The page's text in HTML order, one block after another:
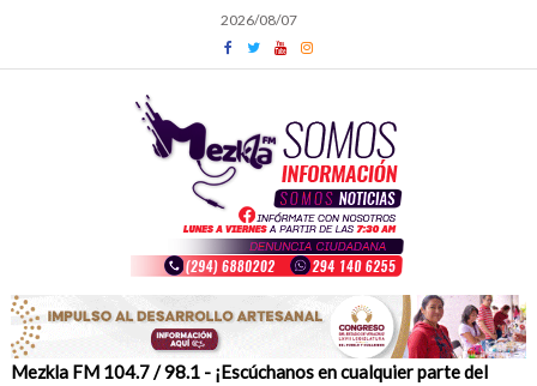
content
2026/08/07
Mezkla FM 104.7 / 98.1 - ¡Escúchanos en cualquier parte del